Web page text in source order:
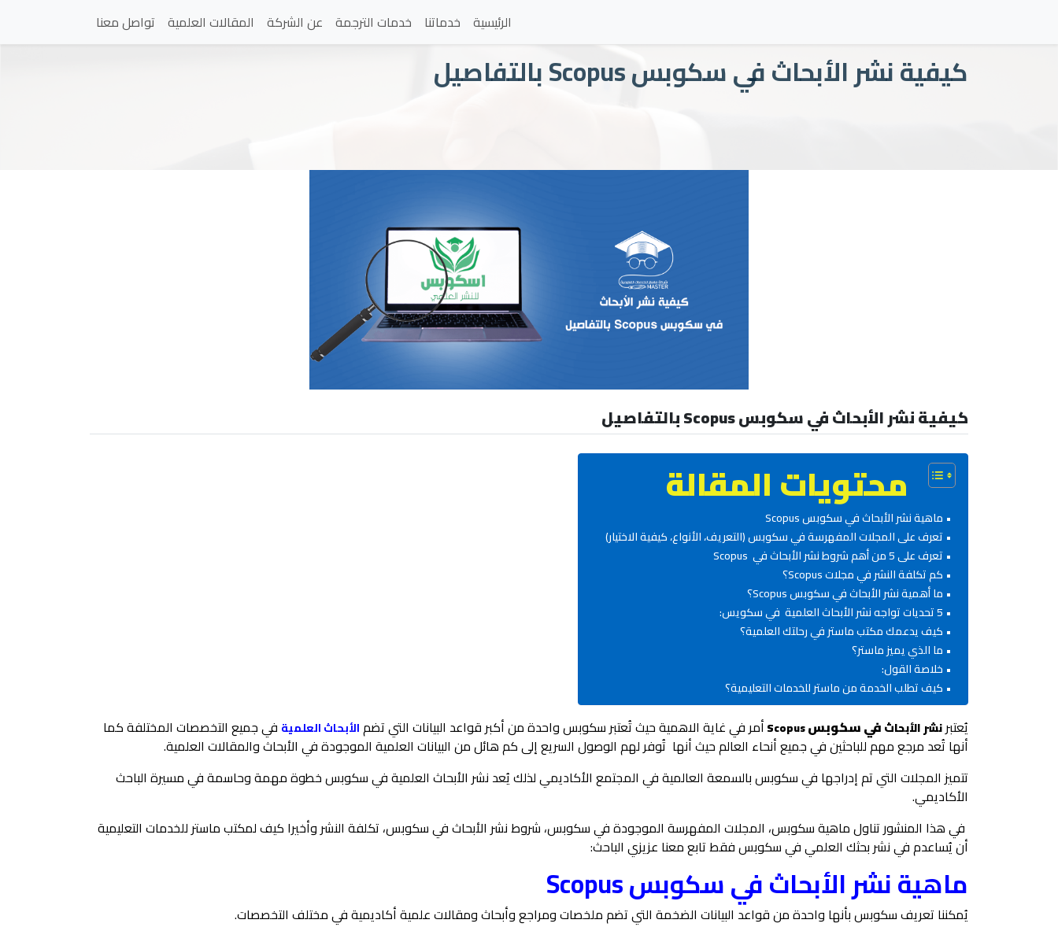
الرئيسية خدماتنا خدمات الترجمة عن الشركة المقالات العلمية تواصل معنا
كيفية نشر الأبحاث في سكوبس Scopus بالتفاصيل
كيفية نشر الأبحاث في سكوبس Scopus بالتفاصيل
محتويات المقالة
ماهية نشر الأبحاث في سكوبس Scopus
تعرف على المجلات المفهرسة في سكوبس (التعريف، الأنواع، كيفية الاختيار)
تعرف على 5 من أهم شروط نشر الأبحاث في Scopus
كم تكلفة النشر في مجلات Scopus؟
ما أهمية نشر الأبحاث في سكوبس Scopus؟
5 تحديات تواجه نشر الأبحاث العلمية في سكويس:
كيف يدعمك مكتب ماستر في رحلتك العلمية؟
ما الذي يميز ماستر؟
خلاصة القول:
كيف تطلب الخدمة من ماستر للخدمات التعليمية؟
يُعتبرنشر الأبحاثفي سكوبسScopusأمر في غاية الاهمية حيث تُعتبر سكوبس واحدة من أكبر قواعد البيانات التي تضمالأبحاث العلمية في جميع التخصصات المختلفة كما
أنها تُعد مرجع مهم للباحثين في جميع أنحاء العالم حيث أنها تُوفر لهم الوصول السريع إلى كم هائل من البيانات العلمية الموجودة في الأبحاث والمقالات العلمية.
تتميز المجلات التي تم إدراجها في سكوبس بالسمعة العالمية في المجتمع الأكاديمي لذلك يُعد نشر الأبحاث العلمية في سكوبس خطوة مهمة وحاسمة في مسيرة الباحث
الأكاديمي.
في هذا المنشور تناول ماهية سكوبس، المجلات المفهرسة الموجودة في سكوبس، شروط نشر الأبحاث في سكوبس، تكلفة النشر وأخيرا كيف لمكتب ماستر للخدمات التعليمية
أن يُساعدم في نشر بحثك العلمي في سكوبس فقط تابع معنا عزيزي الباحث:
ماهيةنشر الأبحاث في سكوبس Scopus
يُمكننا تعريف سكوبس بأنها واحدة من قواعد البيانات الضخمة التي تضم ملخصات ومراجع وأبحاث ومقالات علمية أكاديمية في مختلف التخصصات.